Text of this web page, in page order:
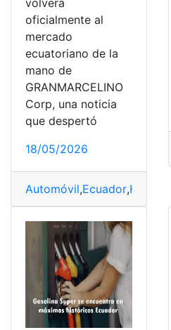
volverá
oficialmente al
mercado
ecuatoriano de la
mano de
GRANMARCELINO
Corp, una noticia
que despertó
18/05/2026
Automóvil,Ecuador,Histórica